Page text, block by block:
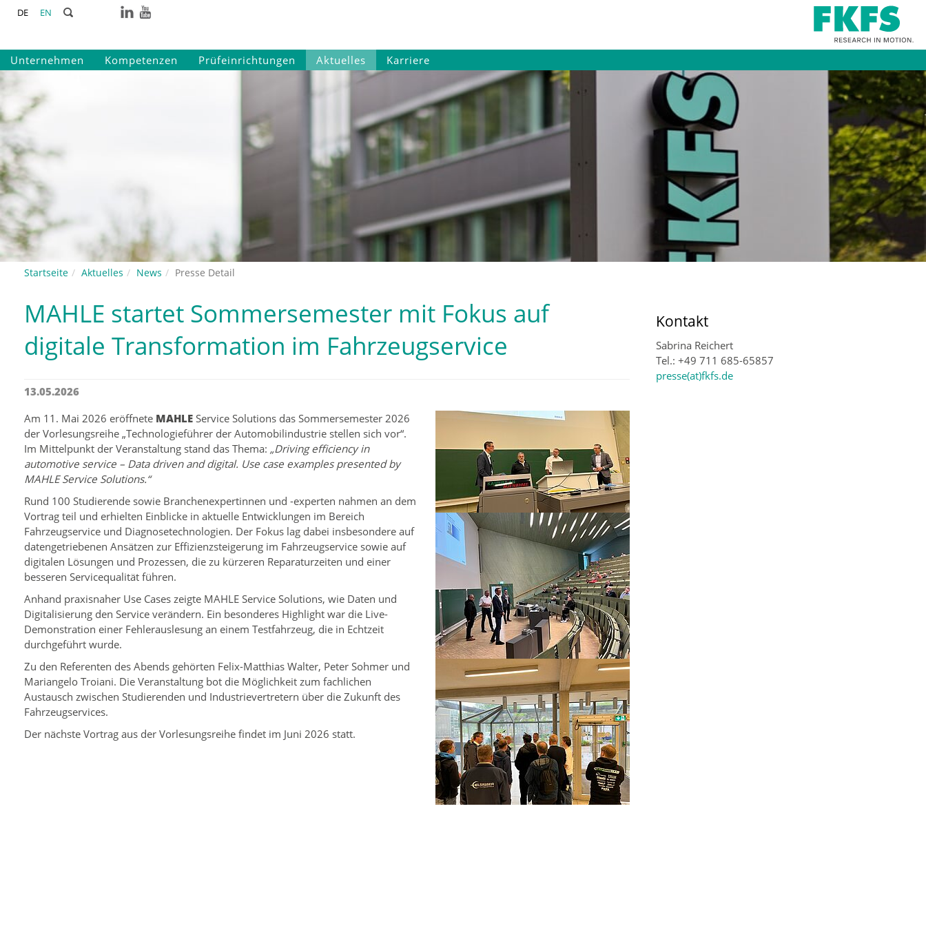
DE EN
Unternehmen Kompetenzen Prüfeinrichtungen Aktuelles Karriere
Startseite Aktuelles News Presse Detail
MAHLE startet Sommersemester mit Fokus auf
digitale Transformation im Fahrzeugservice
13.05.2026
Am 11. Mai 2026 eröffnete MAHLE Service Solutions das Sommersemester 2026
der Vorlesungsreihe „Technologieführer der Automobilindustrie stellen sich vor“.
Im Mittelpunkt der Veranstaltung stand das Thema:„Driving efficiency in
automotive service – Data driven and digital. Use case examples presented by
MAHLE Service Solutions.“
Rund 100 Studierende sowie Branchenexpertinnen und -experten nahmen an dem
Vortrag teil und erhielten Einblicke in aktuelle Entwicklungen im Bereich
Fahrzeugservice und Diagnosetechnologien. Der Fokus lag dabei insbesondere auf
datengetriebenen Ansätzen zur Effizienzsteigerung im Fahrzeugservice sowie auf
digitalen Lösungen und Prozessen, die zu kürzeren Reparaturzeiten und einer
besseren Servicequalität führen.
Anhand praxisnaher Use Cases zeigte MAHLE Service Solutions, wie Daten und
Digitalisierung den Service verändern. Ein besonderes Highlight war die Live-
Demonstration einer Fehlerauslesung an einem Testfahrzeug, die in Echtzeit
durchgeführt wurde.
Zu den Referenten des Abends gehörten Felix-Matthias Walter, Peter Sohmer und
Mariangelo Troiani. Die Veranstaltung bot die Möglichkeit zum fachlichen
Austausch zwischen Studierenden und Industrievertretern über die Zukunft des
Fahrzeugservices.
Der nächste Vortrag aus der Vorlesungsreihe findet im Juni 2026 statt.
Kontakt
Sabrina Reichert
Tel.: +49 711 685-65857
presse(at)fkfs.de